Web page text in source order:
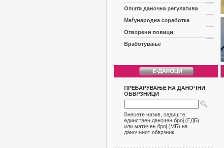
Општа даночна регулатива
Меѓународна соработка
Отворени повици
Вработување
ПРЕБАРУВАЊЕ НА ДАНОЧНИ
ОБВРЗНИЦИ
Внесете назив, седиште,
единствен даночен број (ЕДБ)
или матичен број (МБ) на
даночниот обврзник